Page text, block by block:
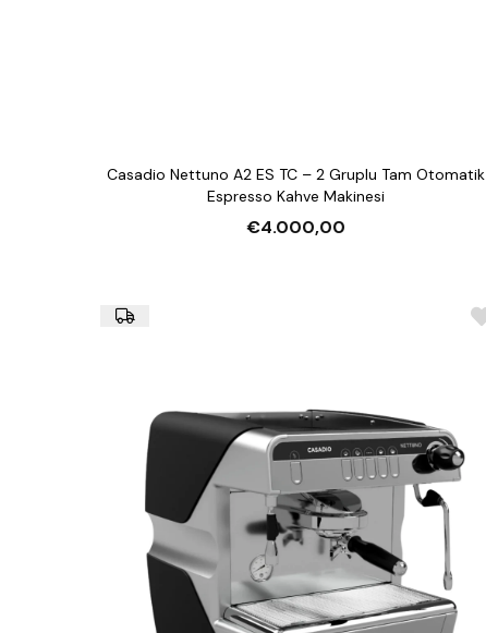
Casadio Nettuno A2 ES TC – 2 Gruplu Tam Otomatik
Espresso Kahve Makinesi
€4.000,00